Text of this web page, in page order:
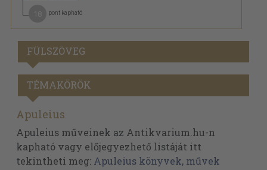
pont kapható
FÜLSZÖVEG
TÉMAKÖRÖK
Apuleius
Apuleius műveinek az Antikvarium.hu-n
kapható vagy előjegyezhető listáját itt
tekintheti meg: Apuleius könyvek, művek